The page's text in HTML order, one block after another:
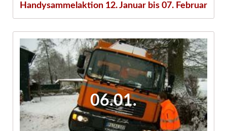
Handysammelaktion 12. Januar bis 07. Februar
06.01.